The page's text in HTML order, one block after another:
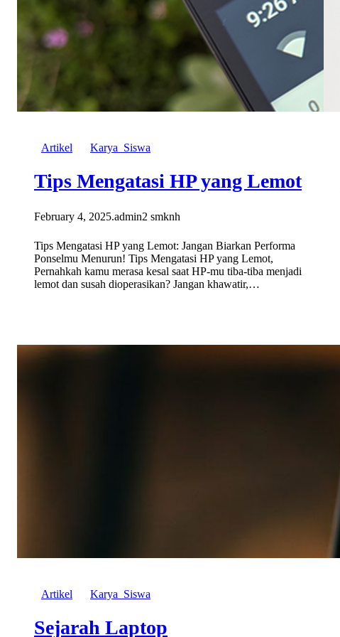
Artikel Karya_Siswa
Tips Mengatasi HP yang Lemot
February 4, 2025.admin2 smknh
Tips Mengatasi HP yang Lemot: Jangan Biarkan Performa
Ponselmu Menurun! Tips Mengatasi HP yang Lemot,
Pernahkah kamu merasa kesal saat HP-mu tiba-tiba menjadi
lemot dan susah dioperasikan? Jangan khawatir,…
Artikel Karya_Siswa
Sejarah Laptop